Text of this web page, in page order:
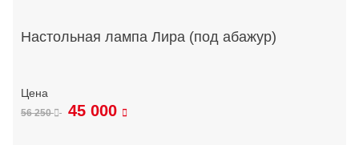
Настольная лампа Лира (под абажур)
56 250 45 000